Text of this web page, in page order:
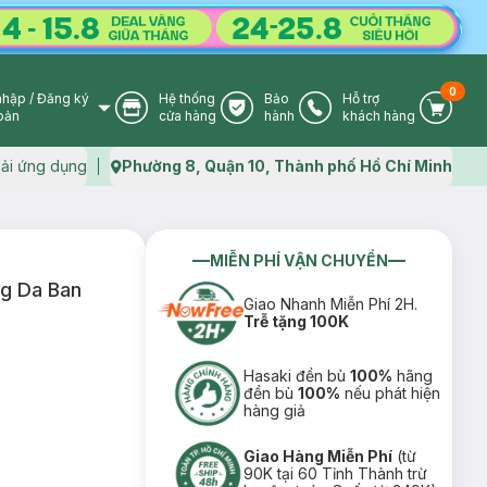
User Icon
/ Đăng ký
Store Icon
Hệ thống
cửa hàng
Warranty Icon
Bảo
hành
Phone Icon
Hỗ trợ
khách hàng
Cart
0
ứng dụng Map icon
Phường 8, Quận 10, Thành phố Hồ Chí Minh
Da Ban
MIỄN PHÍ VẬN CHUYỂN
Giao Nhanh Miễn Phí 2H.
Trễ tặng 100K
Hasaki đền bù100% hãng
đền bù100% nếu phát hiện
hàng giả
Giao Hàng Miễn Phí (từ
90K tại 60 Tỉnh Thành trừ